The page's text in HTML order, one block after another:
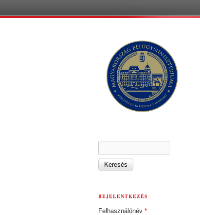
KERESÉS ŰRLAP
BEJELENTKEZÉS
Felhasználónév *